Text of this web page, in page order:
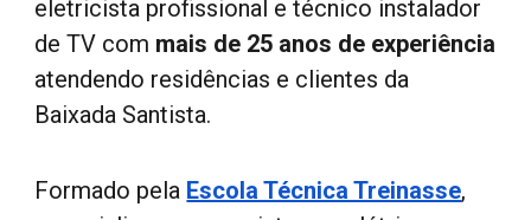
eletricista profissional e técnico instalador
de TV com mais de 25 anos de experiência
atendendo residências e clientes da
Baixada Santista.
Formado pela Escola Técnica Treinasse,